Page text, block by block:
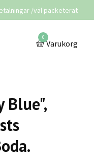
/väl packeterat
0
Varukorg
Blue",